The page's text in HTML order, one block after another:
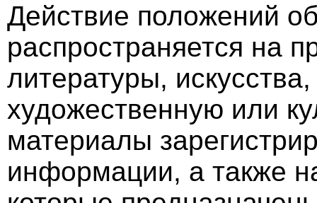
Действие положений
распространяется на
литературы,
художественную или
материалы
информации, а также